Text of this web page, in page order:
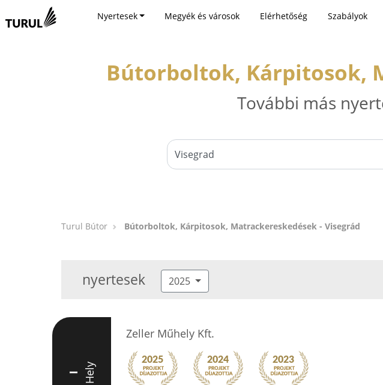
Nyertesek Megyék és városok Elérhetőség Szabályok
Bútorboltok, Kárpitosok,
További más
Turul Bútor Bútorboltok, Kárpitosok, Matrackereskedések - Visegrád
nyertesek 2025
I Hely
Zeller Műhely Kft.